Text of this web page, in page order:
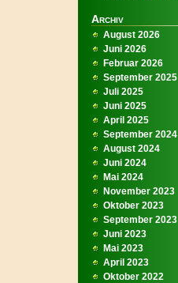
Archiv
August 2026
Juni 2026
Februar 2026
September 2025
Juli 2025
Juni 2025
April 2025
September 2024
August 2024
Juni 2024
Mai 2024
November 2023
Oktober 2023
September 2023
Juni 2023
Mai 2023
April 2023
Oktober 2022